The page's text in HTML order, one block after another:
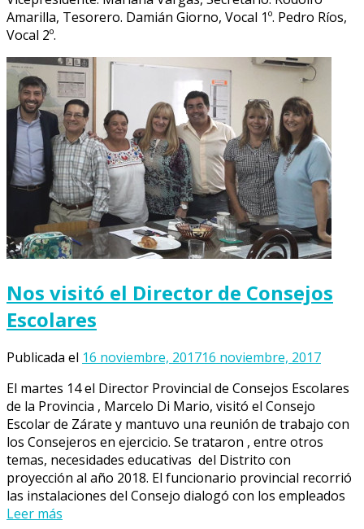
Amarilla, Tesorero. Damián Giorno, Vocal 1º. Pedro Ríos,
Vocal 2º.
Nos visitó el Director de Consejos
Escolares
Publicada el 16 noviembre, 201716 noviembre, 2017
El martes 14 el Director Provincial de Consejos Escolares
de la Provincia , Marcelo Di Mario, visitó el Consejo
Escolar de Zárate y mantuvo una reunión de trabajo con
los Consejeros en ejercicio. Se trataron , entre otros
temas, necesidades educativas del Distrito con
proyección al año 2018. El funcionario provincial recorrió
las instalaciones del Consejo dialogó con los empleados
Leer más